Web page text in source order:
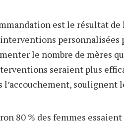
est le résultat de
personnalisées
le nombre de mères
seraient plus
l’accouchement, soulignent
80 % des femmes